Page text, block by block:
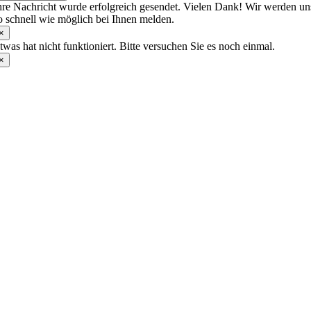
Nachricht wurde erfolgreich gesendet. Vielen Dank! Wir werden
schnell wie möglich bei Ihnen melden.
hat nicht funktioniert. Bitte versuchen Sie es noch einmal.